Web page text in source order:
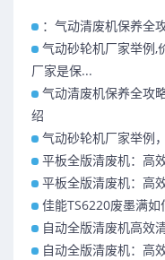
：气动清废机保养全
气动砂轮机厂家举例,
厂家是保...
气动清废机保养全攻
绍
气动砂轮机厂家举例
平板全版清废机：高
平板全版清废机：高
佳能TS6220废墨满
自动全版清废机高效
自动全版清废机：高